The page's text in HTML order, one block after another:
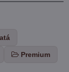
Premium